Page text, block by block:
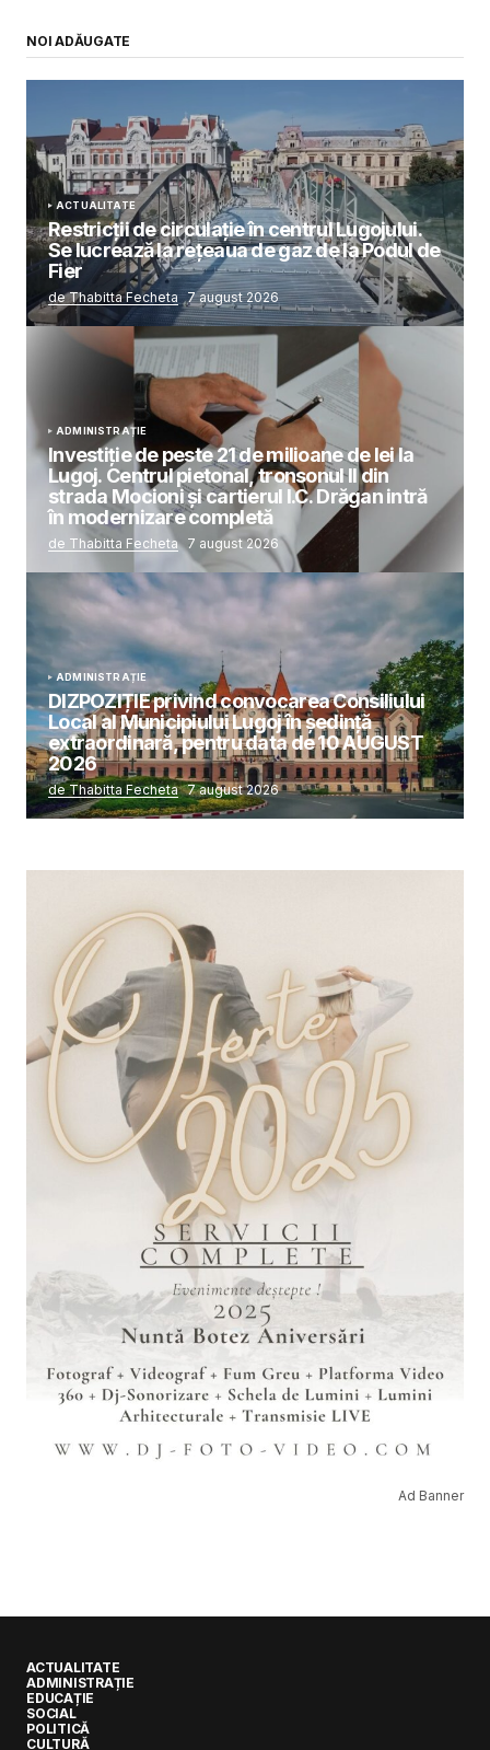
NOI ADĂUGATE
ACTUALITATE
Restricții de circulație în centrul Lugojului.
Se lucrează la rețeaua de gaz de la Podul de
Fier
de Thabitta Fecheta 7 august 2026
ADMINISTRAȚIE
Investiție de peste 21 de milioane de lei la
Lugoj. Centrul pietonal, tronsonul II din
strada Mocioni și cartierul I.C. Drăgan intră
în modernizare completă
de Thabitta Fecheta 7 august 2026
ADMINISTRAȚIE
DIZPOZIȚIE privind convocarea Consiliului
Local al Municipiului Lugoj în şedinţă
extraordinară, pentru data de 10 AUGUST
2026
de Thabitta Fecheta 7 august 2026
Ad Banner
ACTUALITATE
ADMINISTRAȚIE
EDUCAȚIE
SOCIAL
POLITICĂ
CULTURĂ